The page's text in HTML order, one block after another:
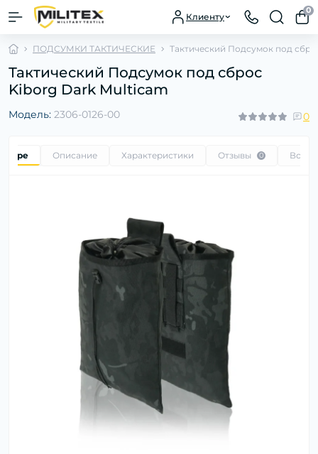
Клиенту
0
ПОДСУМКИ ТАКТИЧЕСКИЕ Тактический Подсумок под
Тактический Подсумок под сброс
Kiborg Dark Multicam
Модель: 2306-0126-00 0
Описание Характеристики Отзывы 0